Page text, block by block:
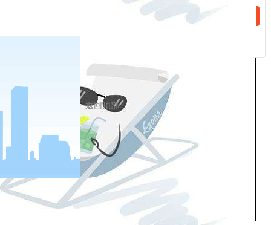
郑商
15%
9%
菜籽粕
19% 8% 19%
10%
19% 8% 19%
19% 8% 19%
2305
19% 8% 19%
10%
12% 6% 16%
12% 6% 17%
9%
尿素
15% 7% 17% 9%
返回顶部